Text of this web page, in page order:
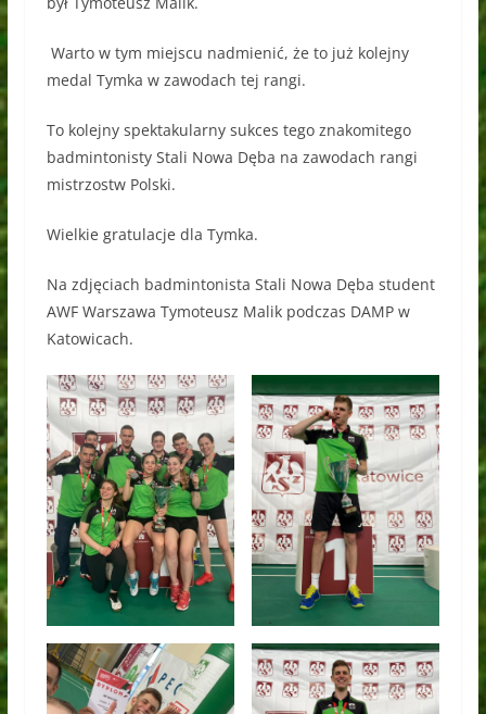
Warto w tym miejscu nadmienić, że to już kolejny
medal Tymka w zawodach tej rangi.
To kolejny spektakularny sukces tego znakomitego
badmintonisty Stali Nowa Dęba na zawodach rangi
mistrzostw Polski.
Wielkie gratulacje dla Tymka.
Na zdjęciach badmintonista Stali Nowa Dęba student
AWF Warszawa Tymoteusz Malik podczas DAMP w
Katowicach.